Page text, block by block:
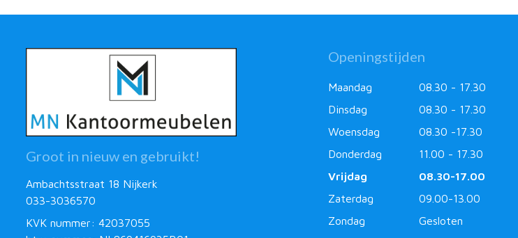
Groot in nieuw en gebruikt!
Ambachtsstraat 18 Nijkerk
033-3036570
KVK nummer: 42037055
Openingstijden
Maandag
08.30 - 17.30
Dinsdag
08.30 - 17.30
Woensdag
08.30 -17.30
Donderdag
11.00 - 17.30
Vrijdag
08.30-17.00
Zaterdag
09.00-13.00
Zondag
Gesloten